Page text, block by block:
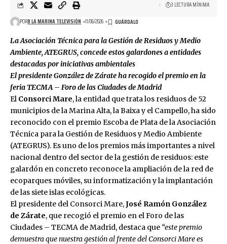
POR8 LA MARINA TELEVISIÓN 11/06/2026
3 LECTURA MÍNIMA
La Asociación Técnica para la Gestión de Residuos y Medio
Ambiente, ATEGRUS, concede estos galardones a entidades
destacadas por iniciativas ambientales
El presidente González de Zárate ha recogido el premio en la
feria TECMA – Foro de las Ciudades de Madrid
El Consorci Mare, la entidad que trata los residuos de 52
municipios de la Marina Alta, la Baixa y el Campello, ha sido
reconocido con el premio Escoba de Plata de la Asociación
Técnica para la Gestión de Residuos y Medio Ambiente
(ATEGRUS). Es uno de los premios más importantes a nivel
nacional dentro del sector de la gestión de residuos: este
galardón en concreto reconoce la ampliación de la red de
ecoparques móviles, su informatización y la implantación
de las siete islas ecológicas.
El presidente del Consorci Mare,José Ramón González
de Zárate, que recogió el premio en el Foro de las
Ciudades – TECMA de Madrid, destaca que “este premio
demuestra que nuestra gestión al frente del Consorci Mare es